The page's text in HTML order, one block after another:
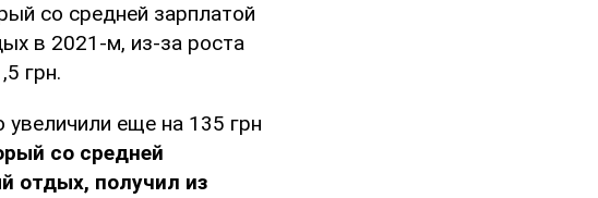
со средней зарплатой
в 2021-м, из-за роста
грн.
еще на 135 грн
со средней
отдых, получил из